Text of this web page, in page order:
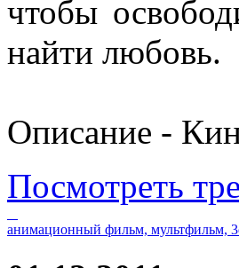
чтобы
найти любовь.
Описание -
Посмотреть
анимационный фильм, мультфильм,